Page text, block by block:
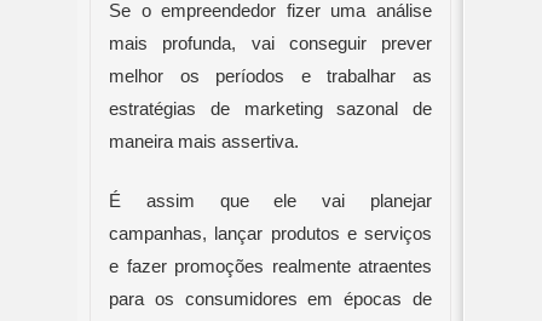
Se o empreendedor fizer uma análise
mais profunda, vai conseguir prever
melhor os períodos e trabalhar as
estratégias de marketing sazonal de
maneira mais assertiva.
É assim que ele vai planejar
campanhas, lançar produtos e serviços
e fazer promoções realmente atraentes
para os consumidores em épocas de